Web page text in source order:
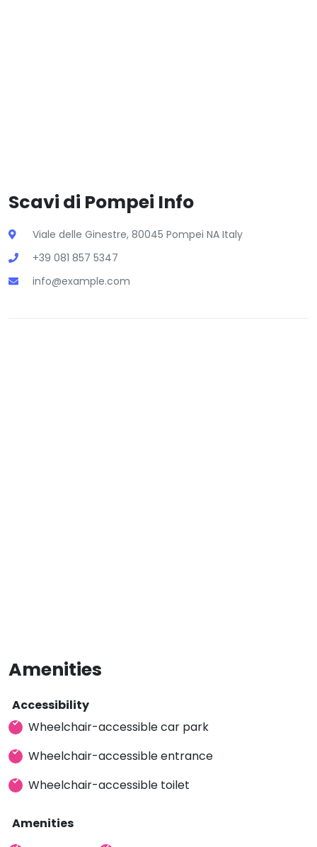
Scavi di Pompei Info
Viale delle Ginestre, 80045 Pompei NA Italy
+39 081 857 5347
info@example.com
Amenities
Accessibility
Wheelchair-accessible car park
Wheelchair-accessible entrance
Wheelchair-accessible toilet
Amenities